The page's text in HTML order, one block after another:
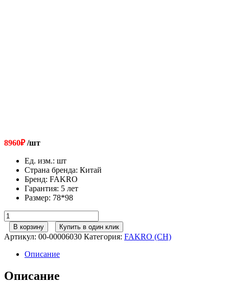
8960₽/шт
Ед. изм.: шт
Страна бренда: Китай
Бренд: FAKRO
Гарантия: 5 лет
Размер: 78*98
Количество
товара
FAKRO
Оклад
плоских
кровельных
покрытий
В корзину Купить в один клик
Артикул: 00-00006030 Категория: FAKRO (CH)
Описание
Описание